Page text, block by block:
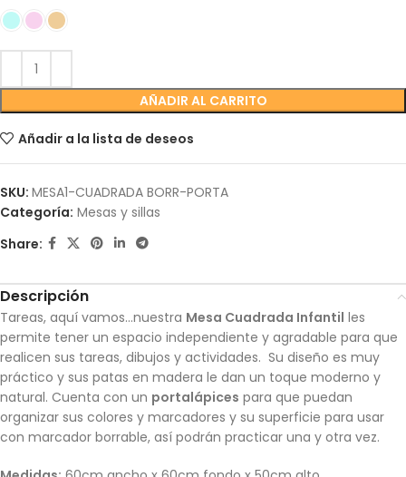
AÑADIR AL CARRITO
Añadir a la lista de deseos
SKU: MESA1-CUADRADA BORR-PORTA
Categoría: Mesas y sillas
Share:
Descripción
Tareas, aquí vamos…nuestra Mesa Cuadrada Infantil les
permite tener un espacio independiente y agradable para que
realicen sus tareas, dibujos y actividades. Su diseño es muy
práctico y sus patas en madera le dan un toque moderno y
natural. Cuenta con un portalápices para que puedan
organizar sus colores y marcadores y su superficie para usar
con marcador borrable, así podrán practicar una y otra vez.